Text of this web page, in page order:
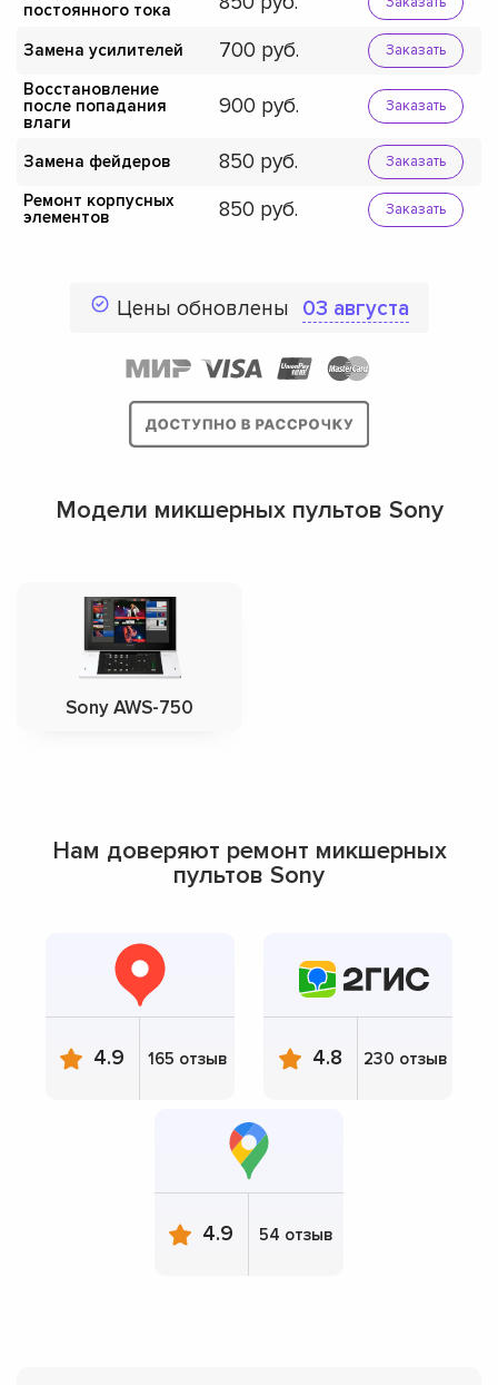
постоянного тока
Замена усилителей 700 Заказать
Восстановление
после попадания
влаги
900 Заказать
Замена фейдеров 850 Заказать
Ремонт корпусных
элементов
850 Заказать
Цены обновлены 03 августа
Модели микшерных пультов Sony
Sony AWS-750
Нам доверяют ремонт микшерных
пультов Sony
4.9 165 отзыв 4.8 230 отзыв
4.9 54 отзыв